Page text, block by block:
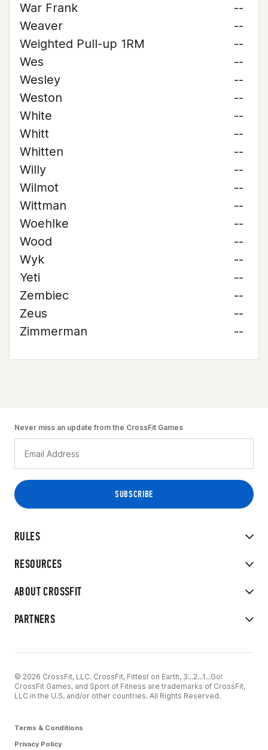
War Frank
--
Weaver
--
Weighted Pull-up 1RM
--
Wes
--
Wesley
--
Weston
--
White
--
Whitt
--
Whitten
--
Willy
--
Wilmot
--
Wittman
--
Woehlke
--
Wood
--
Wyk
--
Yeti
--
Zembiec
--
Zeus
--
Zimmerman
--
RULES
RESOURCES
ABOUT CROSSFIT
PARTNERS
Never miss an update from the CrossFit Games
© 2026 CrossFit, LLC. CrossFit, Fittest on Earth, 3...2...1...Go!
CrossFit Games, and Sport of Fitness are trademarks of CrossFit,
LLC in the U.S. and/or other countries. All Rights Reserved.
Terms & Conditions
Privacy Policy